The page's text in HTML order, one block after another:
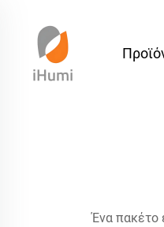
Ένα πακέτο